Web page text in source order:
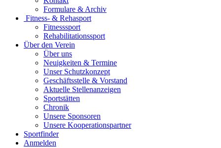
Formulare & Archiv
Fitness- & Rehasport
Fitnesssport
Rehabilitationssport
Über den Verein
Über uns
Neuigkeiten & Termine
Unser Schutzkonzept
Geschäftsstelle & Vorstand
Aktuelle Stellenanzeigen
Sportstätten
Chronik
Unsere Sponsoren
Unsere Kooperationspartner
Sportfinder
Anmelden